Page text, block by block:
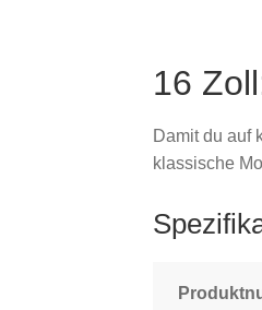
16
Damit du auf
klassische